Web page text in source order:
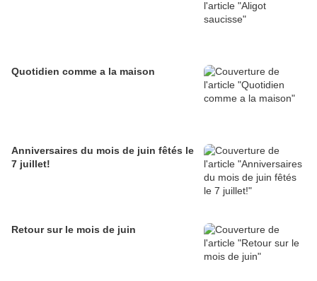
Quotidien comme a la maison
Anniversaires du mois de juin fêtés le
7 juillet!
Retour sur le mois de juin